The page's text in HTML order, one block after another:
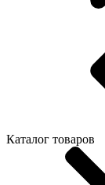
Каталог товаров